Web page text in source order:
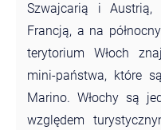
Szwajcarią i Austrią,
Francją, a na
terytorium Włoch
mini-państwa, które
Marino. Włochy są
względem